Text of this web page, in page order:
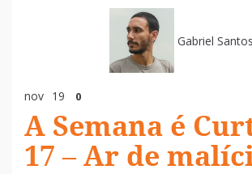
Gabriel Santos
nov 19 0
A Semana é
17 – Ar de